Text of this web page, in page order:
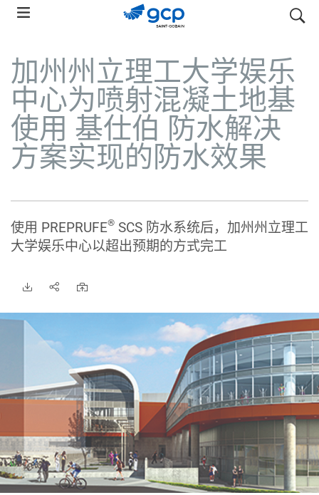
Skip
navigation
搜索
加州州立理工大学娱乐
中心为喷射混凝土地基
使用 基仕伯 防水解决
方案实现的防水效果
使用 PREPRUFE® SCS 防水系统后，加州州立理工
大学娱乐中心以超出预期的方式完工